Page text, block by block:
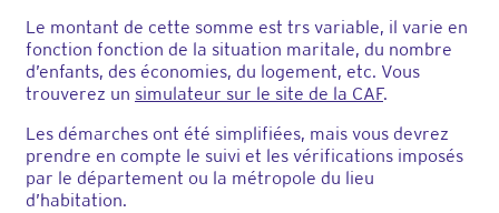
Le montant de cette somme est trs variable, il varie en
fonction fonction de la situation maritale, du nombre
d’enfants, des économies, du logement, etc. Vous
trouverez un simulateur sur le site de la CAF.
Les démarches ont été simplifiées, mais vous devrez
prendre en compte le suivi et les vérifications imposés
par le département ou la métropole du lieu
d’habitation.